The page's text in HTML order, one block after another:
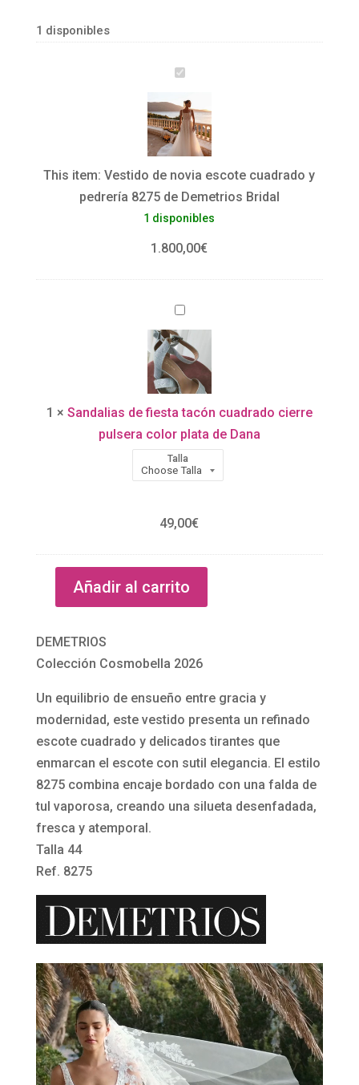
1 disponibles
V
s
t
i
d
o
d
e
v
i
a
e
s
c
o
t
e
u
d
r
o
p
e
d
r
e
r
2
7
5
d
e
D
e
m
e
This item: Vestido de novia escote cuadrado y
pedrería 8275 de Demetrios Bridal
1 disponibles
1.800,00€
S
a
n
d
a
l
i
a
s
e
i
e
a
a
c
ó
n
c
u
a
d
o
c
i
e
r
r
e
1 × Sandalias de fiesta tacón cuadrado cierre
pulsera color plata de Dana
Talla
49,00€
Vestido
novia
escote
y
pedrería
8275
de
Demetrios
Bridal
cantidad
Añadir al carrito
DEMETRIOS
Colección Cosmobella 2026
Un equilibrio de ensueño entre gracia y
modernidad, este vestido presenta un refinado
escote cuadrado y delicados tirantes que
enmarcan el escote con sutil elegancia. El estilo
8275 combina encaje bordado con una falda de
tul vaporosa, creando una silueta desenfadada,
fresca y atemporal.
Talla 44
Ref. 8275
Reproductor
de
vídeo